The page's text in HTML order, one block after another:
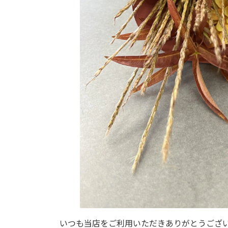
いつも当店をご利用いただきありがとうござ